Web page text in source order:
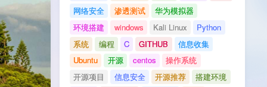
网络安全
渗透测试
华为模拟器
环境搭建
windows Kali Linux
Python
系统
编程 C GITHUB
信息收集
Ubuntu
开源 centos
操作系统
开源项目
信息安全 开源推荐
搭建环境